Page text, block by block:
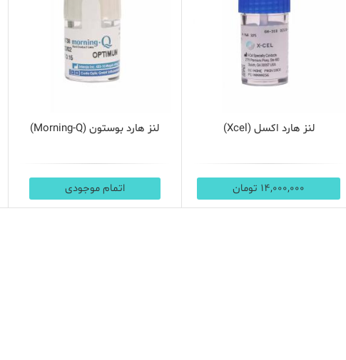
لنز هارد اکسل (Xcel)
14,000,000 تومان
لنز هارد بوستون (Morning-Q)
اتمام موجودی